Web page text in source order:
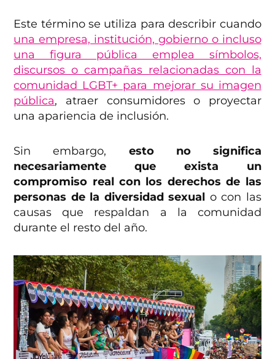
Este término se utiliza para describir cuando
una empresa, institución, gobierno o incluso
una figura pública emplea símbolos,
discursos o campañas relacionadas con la
comunidad LGBT+ para mejorar su imagen
pública, atraer consumidores o proyectar
una apariencia de inclusión.
Sin embargo, esto no significa
necesariamente que exista un
compromiso real con los derechos de las
personas de la diversidad sexual o con las
causas que respaldan a la comunidad
durante el resto del año.